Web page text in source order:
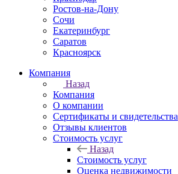
Ростов-на-Дону
Сочи
Екатеринбург
Саратов
Красноярск
Компания
Назад
Компания
О компании
Сертификаты и свидетельства
Отзывы клиентов
Стоимость услуг
Назад
Стоимость услуг
Оценка недвижимости